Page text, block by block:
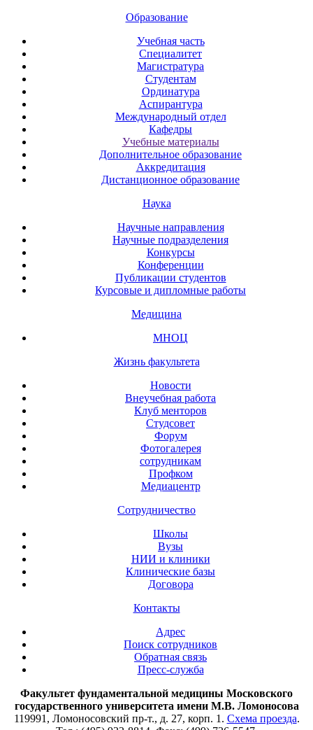
Образование
Учебная часть
Специалитет
Магистратура
Студентам
Ординатура
Аспирантура
Международный отдел
Кафедры
Учебные материалы
Дополнительное образование
Аккредитация
Дистанционное образование
Наука
Научные направления
Научные подразделения
Конкурсы
Конференции
Публикации студентов
Курсовые и дипломные работы
Медицина
МНОЦ
Жизнь факультета
Новости
Внеучебная работа
Клуб менторов
Студсовет
Форум
Фотогалерея
сотрудникам
Профком
Медиацентр
Сотрудничество
Школы
Вузы
НИИ и клиники
Клинические базы
Договора
Контакты
Адрес
Поиск сотрудников
Обратная связь
Пресс-служба
Факультет фундаментальной медицины Московского
государственного университета имени М.В. Ломоносова
119991, Ломоносовский пр-т., д. 27, корп. 1. Схема проезда.